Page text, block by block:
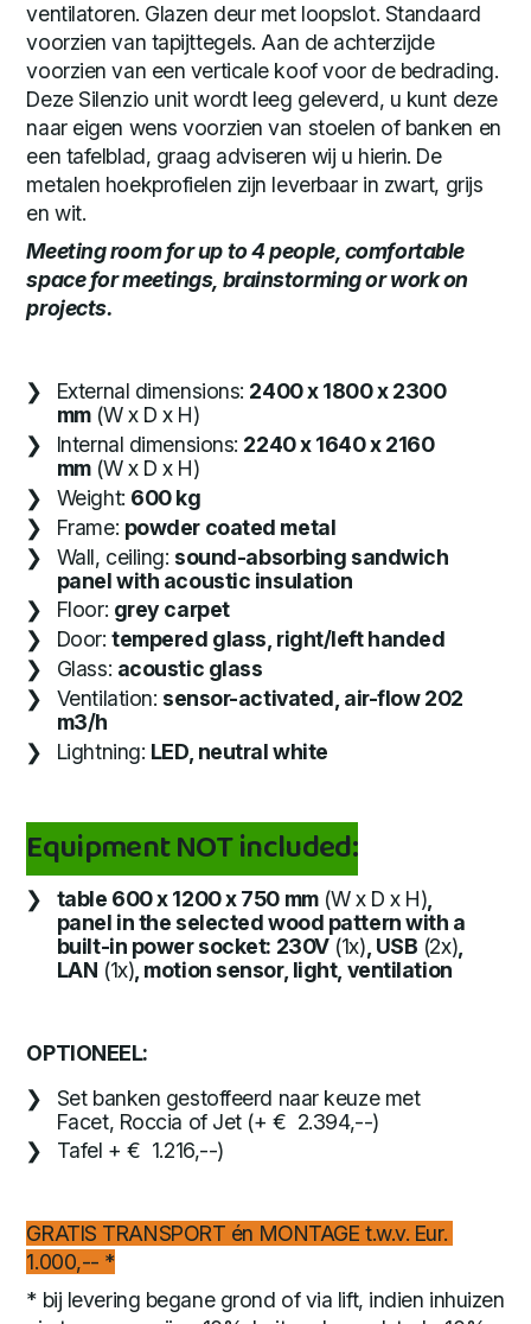
ventilatoren. Glazen deur met loopslot. Standaard
voorzien van tapijttegels. Aan de achterzijde
voorzien van een verticale koof voor de bedrading.
Deze Silenzio unit wordt leeg geleverd, u kunt deze
naar eigen wens voorzien van stoelen of banken en
een tafelblad, graag adviseren wij u hierin. De
metalen hoekprofielen zijn leverbaar in zwart, grijs
en wit.
Meeting room for up to 4 people, comfortable
space for meetings, brainstorming or work on
projects.
External dimensions: 2400 x 1800 x 2300
mm(W x D x H)
Internal dimensions: 2240 x 1640 x 2160
mm(W x D x H)
Weight: 600 kg
Frame: powder coated metal
Wall, ceiling: sound-absorbing sandwich
panel with acoustic insulation
Floor: grey carpet
Door:tempered glass, right/left handed
Glass: acoustic glass
Ventilation: sensor-activated, air-flow 202
m3/h
Lightning: LED, neutral white
Equipment NOT included:
table 600 x 1200 x 750 mm(W x D x H)
panel in the selected wood pattern with a
built-in power socket: 230V(1x) , USB (2x)
LAN (1x) , motion sensor, light, ventilation
OPTIONEEL:
Set banken gestoffeerd naar keuze met
Facet, Roccia of Jet (+ € 2.394,--)
Tafel + € 1.216,--)
GRATIS TRANSPORT én MONTAGE t.w.v. Eur.
1.000,-- *
* bij levering begane grond of via lift, indien inhuizen